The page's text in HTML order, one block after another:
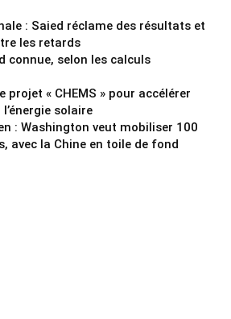
: Saied réclame des résultats et
les retards
connue, selon les calculs
projet « CHEMS » pour accélérer
l’énergie solaire
: Washington veut mobiliser 100
avec la Chine en toile de fond